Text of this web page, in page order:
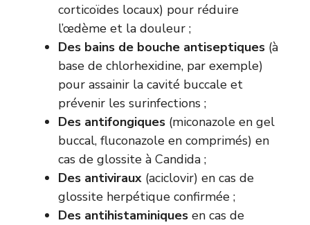
corticoïdes locaux) pour réduire
l’œdème et la douleur ;
Des bains de bouche antiseptiques (à
base de chlorhexidine, par exemple)
pour assainir la cavité buccale et
prévenir les surinfections ;
Des antifongiques (miconazole en gel
buccal, fluconazole en comprimés) en
cas de glossite à Candida ;
Des antiviraux (aciclovir) en cas de
glossite herpétique confirmée ;
Des antihistaminiques en cas de